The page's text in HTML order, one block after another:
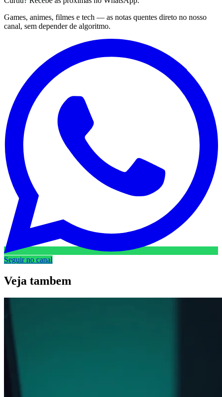
Games, animes, filmes e tech — as notas quentes direto no nosso
canal, sem depender de algoritmo.
Seguir no canal
Veja tambem